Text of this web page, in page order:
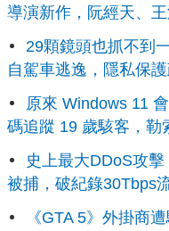
導演新作，阮經天、
29顆鏡頭也抓不到
自駕車逃逸，隱私保
原來 Windows 11
碼追蹤 19 歲駭客，勒
史上最大DDoS攻
被捕，破紀錄30Tbps
《GTA 5》外掛商